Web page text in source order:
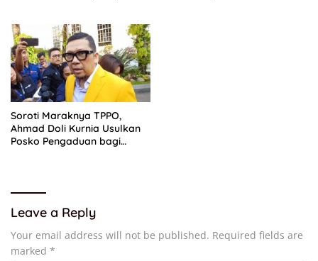
Soroti Maraknya TPPO,
Ahmad Doli Kurnia Usulkan
Posko Pengaduan bagi
Leave a Reply
Your email address will not be published. Required fields are
marked *